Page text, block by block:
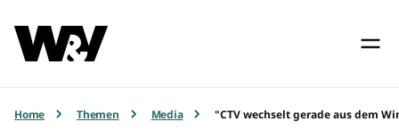
Home Themen Media "CTV wechselt gerade aus dem